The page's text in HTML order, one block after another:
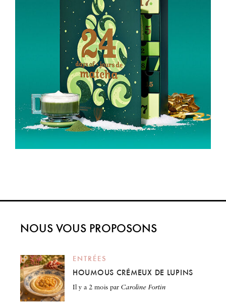
NOUS VOUS PROPOSONS
ENTRÉES
HOUMOUS CRÉMEUX DE LUPINS
il y a 2 mois par Caroline Fortin